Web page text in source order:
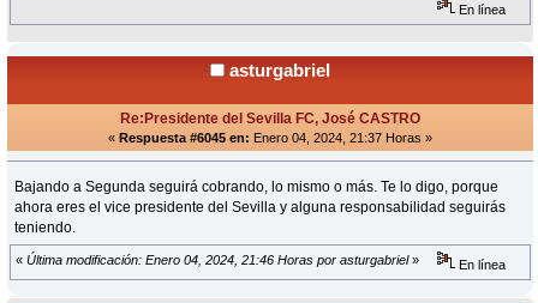
En línea
asturgabriel
Re:Presidente del Sevilla FC, José CASTRO
« Respuesta #6045 en: Enero 04, 2024, 21:37 Horas »
Bajando a Segunda seguirá cobrando, lo mismo o más. Te lo digo, porque
ahora eres el vice presidente del Sevilla y alguna responsabilidad seguirás
teniendo.
« Última modificación: Enero 04, 2024, 21:46 Horas por asturgabriel» En línea